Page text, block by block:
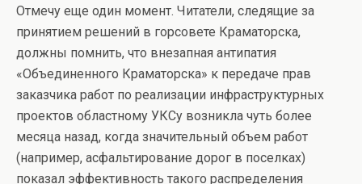
Отмечу еще один момент. Читатели, следящие за
принятием решений в горсовете Краматорска,
должны помнить, что внезапная антипатия
«Объединенного Краматорска» к передаче прав
заказчика работ по реализации инфраструктурных
проектов областному УКСу возникла чуть более
месяца назад, когда значительный объем работ
(например, асфальтирование дорог в поселках)
показал эффективность такого распределения